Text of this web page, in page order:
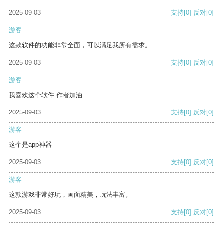
2025-09-03 支持[0] 反对[0]
游客
这款软件的功能非常全面，可以满足我所有需求。
2025-09-03 支持[0] 反对[0]
游客
我喜欢这个软件 作者加油
2025-09-03 支持[0] 反对[0]
游客
这个是app神器
2025-09-03 支持[0] 反对[0]
游客
这款游戏非常好玩，画面精美，玩法丰富。
2025-09-03 支持[0] 反对[0]